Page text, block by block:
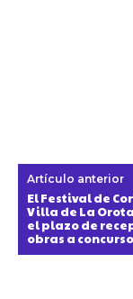
Artículo anterior
El Festival de
Villa de La
el plazo de
obras a concurso